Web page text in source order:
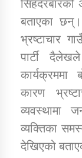
बताएका
भ्रष्टाचार
पार्टी
कार्यक्रममा
कारण
व्यवस्थामा
व्यक्तिका
देखिएको